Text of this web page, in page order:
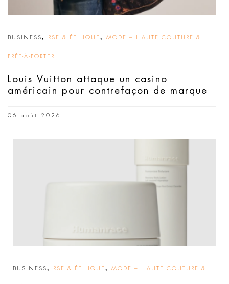
BUSINESS, RSE & ÉTHIQUE , MODE – HAUTE COUTURE &
PRÊT-À-PORTER
Louis Vuitton attaque un casino
américain pour contrefaçon de marque
06 août 2026
BUSINESS, RSE & ÉTHIQUE , MODE – HAUTE COUTURE &